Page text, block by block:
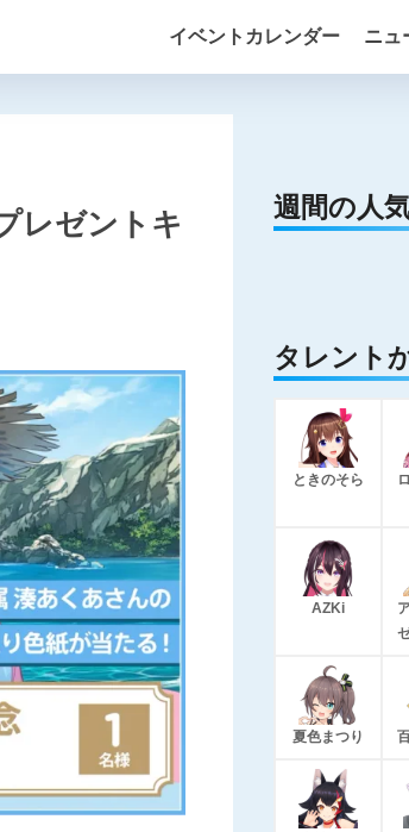
イベントカレンダー ニュ
レゼントキ
週間の人
タレント
ときのそら
AZKi
夏色まつり